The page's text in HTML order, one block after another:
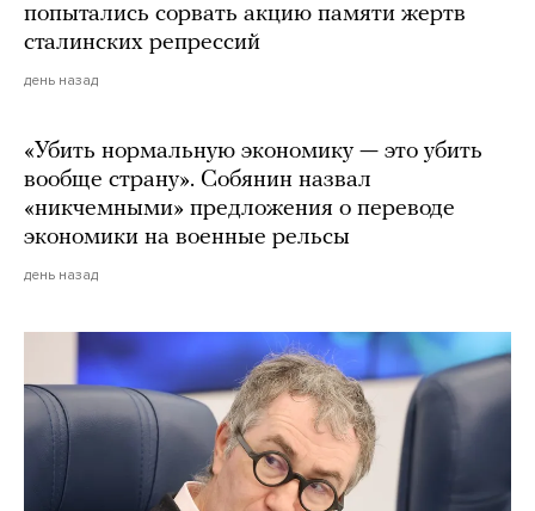
попытались сорвать акцию памяти жертв
сталинских репрессий
день назад
«Убить нормальную экономику — это убить
вообще страну». Собянин назвал
«никчемными» предложения о переводе
экономики на военные рельсы
день назад